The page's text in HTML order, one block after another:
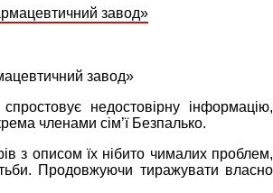
завод»
недостовірну інформацію,
членами сім’ї Безпалько.
з описом їх нібито чималих проблем,
Продовжуючи тиражувати власно